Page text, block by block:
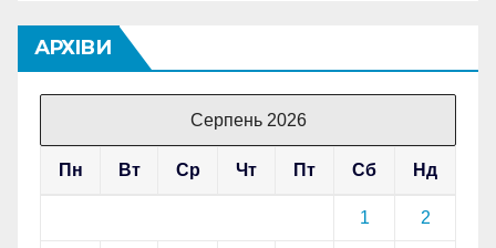
АРХІВИ
Серпень 2026
Пн Вт Ср Чт Пт Сб Нд
1 2